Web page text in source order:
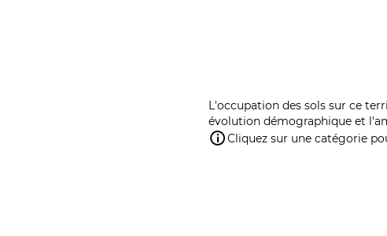
L'occupation des sols sur ce
évolution démographique et
Cliquez sur une catégorie